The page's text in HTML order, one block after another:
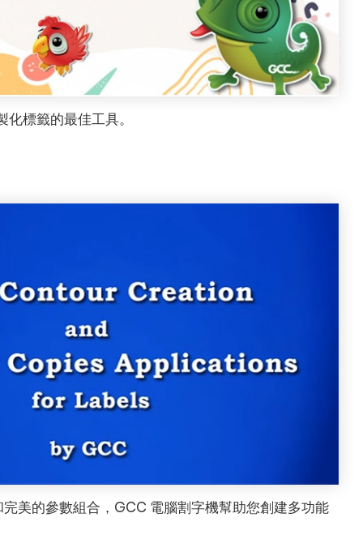
標籤的最佳工具。
美的參數組合，GCC 電腦割字機幫助您創建多功能